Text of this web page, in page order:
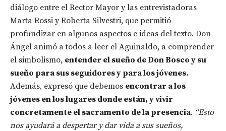
diálogo entre el Rector Mayor y las entrevistadoras
Marta Rossi y Roberta Silvestri, que permitió
profundizar en algunos aspectos e ideas del texto. Don
Ángel animó a todos a leer el Aguinaldo, a comprender
el simbolismo, entender el sueño de Don Bosco y su
sueño para sus seguidores y para los jóvenes.
Además, expresó que debemos encontrar a los
jóvenes en los lugares donde están, y vivir
concretamente el sacramento de la presencia. “Esto
nos ayudará a despertar y dar vida a sus sueños,